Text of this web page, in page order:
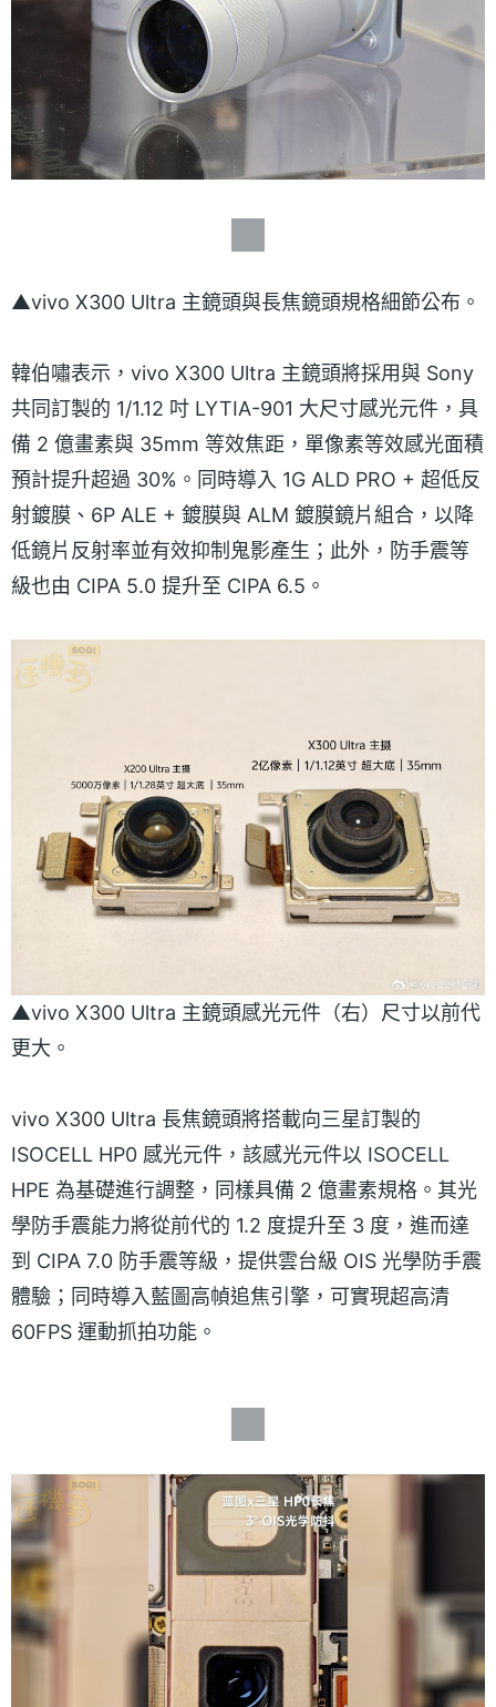
▲vivo X300 Ultra 主鏡頭與長焦鏡頭規格細節公布。
韓伯嘯表示，vivo X300 Ultra 主鏡頭將採用與 Sony
共同訂製的 1/1.12 吋 LYTIA-901 大尺寸感光元件，具
備 2 億畫素與 35mm 等效焦距，單像素等效感光面積
預計提升超過 30%。同時導入 1G ALD PRO + 超低反
射鍍膜、6P ALE + 鍍膜與 ALM 鍍膜鏡片組合，以降
低鏡片反射率並有效抑制鬼影產生；此外，防手震等
級也由 CIPA 5.0 提升至 CIPA 6.5。
▲vivo X300 Ultra 主鏡頭感光元件（右）尺寸以前代
更大。
vivo X300 Ultra 長焦鏡頭將搭載向三星訂製的
ISOCELL HP0 感光元件，該感光元件以 ISOCELL
HPE 為基礎進行調整，同樣具備 2 億畫素規格。其光
學防手震能力將從前代的 1.2 度提升至 3 度，進而達
到 CIPA 7.0 防手震等級，提供雲台級 OIS 光學防手震
體驗；同時導入藍圖高幀追焦引擎，可實現超高清
60FPS 運動抓拍功能。